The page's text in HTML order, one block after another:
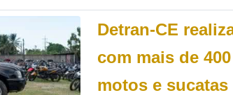
Detran-CE
com mais de
motos e sucatas